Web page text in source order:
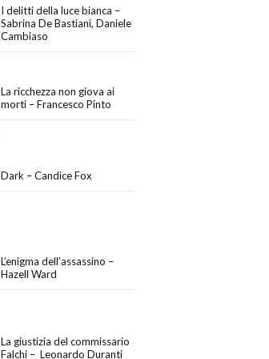
I delitti della luce bianca –
Sabrina De Bastiani, Daniele
Cambiaso
La ricchezza non giova ai
morti – Francesco Pinto
Dark – Candice Fox
L’enigma dell’assassino –
Hazell Ward
La giustizia del commissario
Falchi – Leonardo Duranti